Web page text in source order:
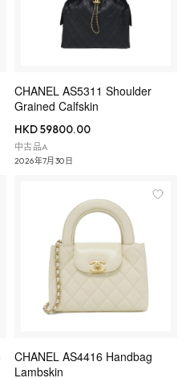
CHANEL AS5311 Shoulder
Grained Calfskin
HKD 59800.00
中古品A
2026年7月30日
CHANEL AS4416 Handbag
Lambskin